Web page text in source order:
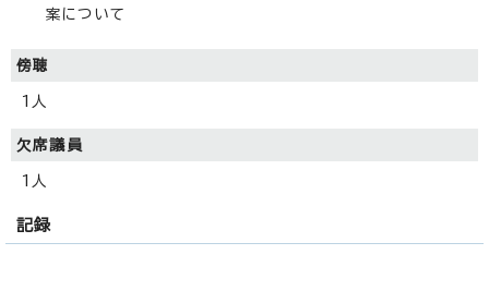
案について
傍聴
1人
欠席議員
1人
記録